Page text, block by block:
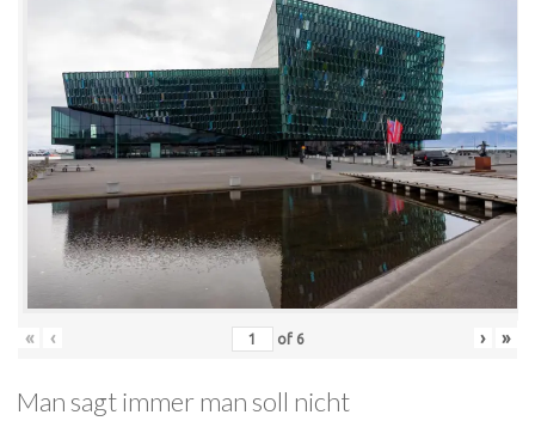
« ‹ of 6 › »
Man sagt immer man soll nicht